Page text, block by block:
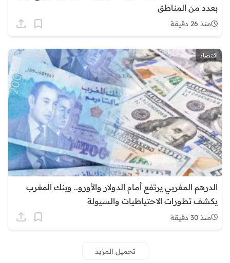
بعدد من المناطق
منذ 26 دقيقة
اقتصاد
الدرهم المغربي يرتفع أمام الدولار والأورو.. وبنك المغرب
يكشف تطورات الاحتياطيات والسيولة
منذ 30 دقيقة
تحميل المزيد